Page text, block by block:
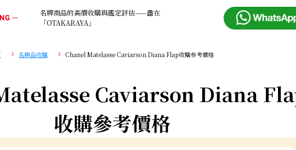
名牌商品的高價收購與鑑定評估——盡在
「OTAKARAYA」
名牌品收購 Chanel Matelasse Caviarson Diana Flap收購參考價格
Caviarson Diana
收購參考價格